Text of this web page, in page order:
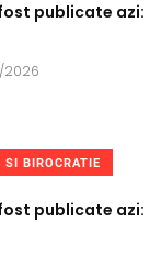
publicate azi:
2026
BIROCRATIE
publicate azi: